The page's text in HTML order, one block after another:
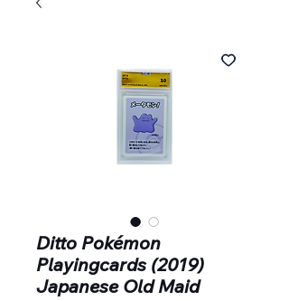
Ditto Pokémon
Playingcards (2019)
Japanese Old Maid